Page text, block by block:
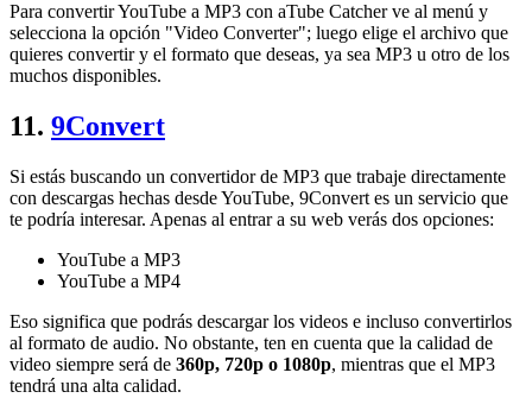
Para convertir YouTube a MP3 con aTube Catcher ve al menú y
selecciona la opción "Video Converter"; luego elige el archivo que
quieres convertir y el formato que deseas, ya sea MP3 u otro de los
muchos disponibles.
11. 9Convert
Si estás buscando un convertidor de MP3 que trabaje directamente
con descargas hechas desde YouTube, 9Convert es un servicio que
te podría interesar. Apenas al entrar a su web verás dos opciones:
YouTube a MP3
YouTube a MP4
Eso significa que podrás descargar los videos e incluso convertirlos
al formato de audio. No obstante, ten en cuenta que la calidad de
video siempre será de 360p, 720p o 1080p, mientras que el MP3
tendrá una alta calidad.